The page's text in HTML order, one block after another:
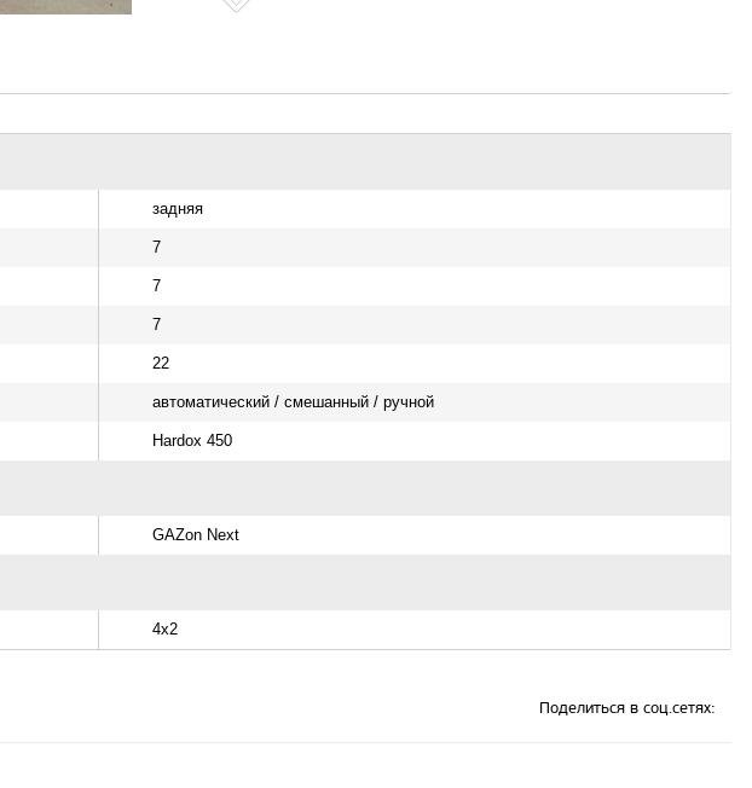
задняя
7
7
7
22
автоматический / смешанный / ручной
Hardox 450
GAZon Next
4х2
Поделиться в соц.сетях: